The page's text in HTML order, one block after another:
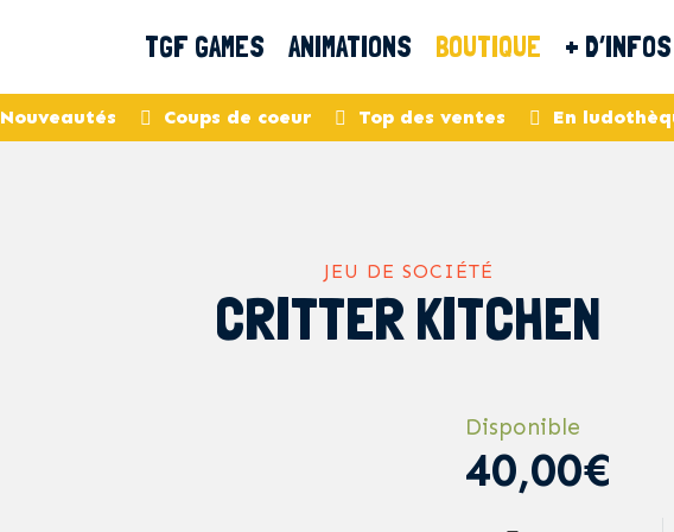
TGF GAMES ANIMATIONS BOUTIQUE + D’INFOS
Nouveautés Coups de coeur Top des ventes En
JEU DE SOCIÉTÉ
CRITTER KITCHEN
Disponible
40,00€